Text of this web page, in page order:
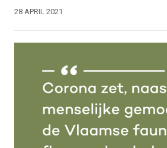
28 APRIL 2021